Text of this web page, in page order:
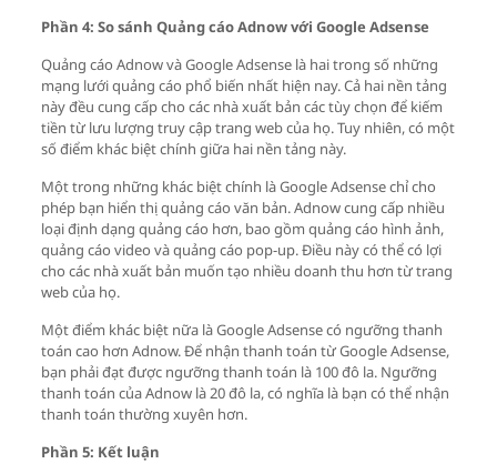
Phần 4: So sánh Quảng cáo Adnow với Google Adsense
Quảng cáo Adnow và Google Adsense là hai trong số những
mạng lưới quảng cáo phổ biến nhất hiện nay. Cả hai nền tảng
này đều cung cấp cho các nhà xuất bản các tùy chọn để kiếm
tiền từ lưu lượng truy cập trang web của họ. Tuy nhiên, có một
số điểm khác biệt chính giữa hai nền tảng này.
Một trong những khác biệt chính là Google Adsense chỉ cho
phép bạn hiển thị quảng cáo văn bản. Adnow cung cấp nhiều
loại định dạng quảng cáo hơn, bao gồm quảng cáo hình ảnh,
quảng cáo video và quảng cáo pop-up. Điều này có thể có lợi
cho các nhà xuất bản muốn tạo nhiều doanh thu hơn từ trang
web của họ.
Một điểm khác biệt nữa là Google Adsense có ngưỡng thanh
toán cao hơn Adnow. Để nhận thanh toán từ Google Adsense,
bạn phải đạt được ngưỡng thanh toán là 100 đô la. Ngưỡng
thanh toán của Adnow là 20 đô la, có nghĩa là bạn có thể nhận
thanh toán thường xuyên hơn.
Phần 5: Kết luận